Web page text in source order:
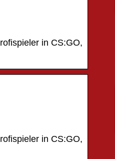
in CS:GO,
in CS:GO,